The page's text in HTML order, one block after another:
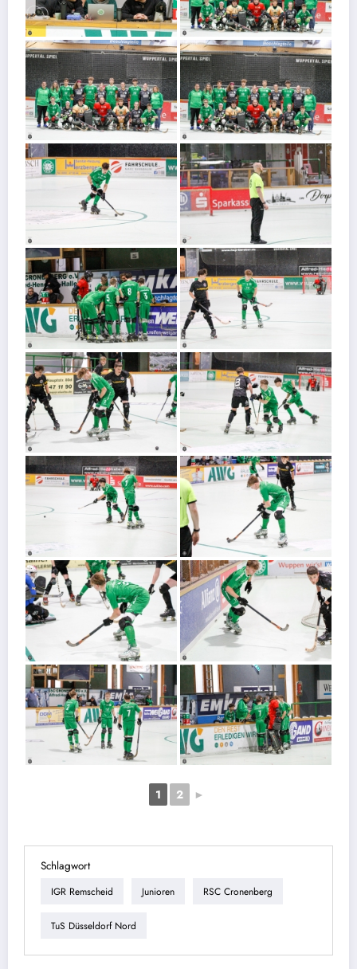
1 2 ►
Schlagwort
IGR Remscheid Junioren RSC Cronenberg
TuS Düsseldorf Nord